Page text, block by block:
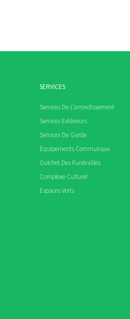
SERVICES
Services De L’arrondissement
Services Extérieurs
Services De Garde
Équipements Communaux
Guichet Des Funérailles
Complexe Culturel
Espaces Verts